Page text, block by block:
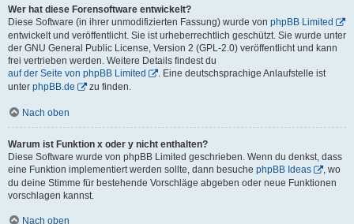
Wer hat diese Forensoftware entwickelt?
Diese Software (in ihrer unmodifizierten Fassung) wurde von phpBB Limited
entwickelt und veröffentlicht. Sie ist urheberrechtlich geschützt. Sie wurde unter
der GNU General Public License, Version 2 (GPL-2.0) veröffentlicht und kann
frei vertrieben werden. Weitere Details findest du
auf der Seite von phpBB Limited
. Eine deutschsprachige Anlaufstelle ist
unter phpBB.de zu finden.
Nach oben
Warum ist Funktion x oder y nicht enthalten?
Diese Software wurde von phpBB Limited geschrieben. Wenn du denkst, dass
eine Funktion implementiert werden sollte, dann besuche phpBB Ideas
, wo
du deine Stimme für bestehende Vorschläge abgeben oder neue Funktionen
vorschlagen kannst.
Nach oben